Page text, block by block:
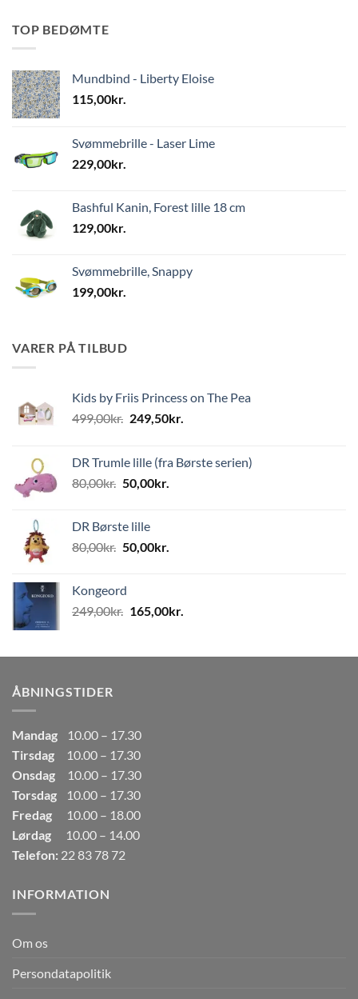
TOP BEDØMTE
Mundbind - Liberty Eloise
115,00kr.
Svømmebrille - Laser Lime
229,00kr.
Bashful Kanin, Forest lille 18 cm
129,00kr.
Svømmebrille, Snappy
199,00kr.
VARER PÅ TILBUD
Kids by Friis Princess on The Pea
499,00kr. Den
var:
499,00kr..
249,50kr.
er:
DR Trumle lille (fra Børste serien)
80,00kr. Den
var:
80,00kr..
50,00kr.
50,00kr..
DR Børste lille
80,00kr. Den
var:
80,00kr..
50,00kr.
50,00kr..
Kongeord
249,00kr. Den
var:
165,00kr.
er:
ÅBNINGSTIDER
Mandag
10.00 – 17.30
Tirsdag
10.00 – 17.30
Onsdag
10.00 – 17.30
Torsdag
10.00 – 17.30
Fredag
10.00 – 18.00
Lørdag
10.00 – 14.00
Telefon: 22 83 78 72
INFORMATION
Om os
Persondatapolitik